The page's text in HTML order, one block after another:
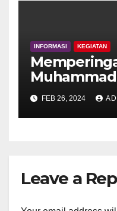
INFORMASI KEGIATAN
FEB 26, 2024
Leave a